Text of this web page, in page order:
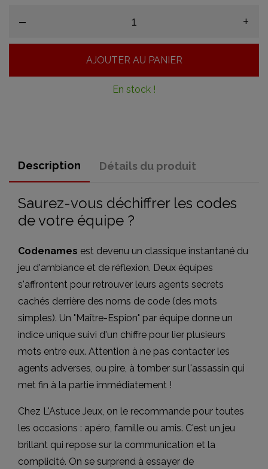
– +
AJOUTER AU PANIER
En stock !
Description Détails du produit
Saurez-vous déchiffrer les codes
de votre équipe ?
Codenames est devenu un classique instantané du
jeu d'ambiance et de réflexion. Deux équipes
s'affrontent pour retrouver leurs agents secrets
cachés derrière des noms de code (des mots
simples). Un "Maître-Espion" par équipe donne un
indice unique suivi d'un chiffre pour lier plusieurs
mots entre eux. Attention à ne pas contacter les
agents adverses, ou pire, à tomber sur l'assassin qui
met fin à la partie immédiatement !
Chez L'Astuce Jeux, on le recommande pour toutes
les occasions : apéro, famille ou amis. C'est un jeu
brillant qui repose sur la communication et la
complicité. On se surprend à essayer de